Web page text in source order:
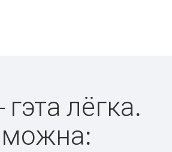
лёгка.
можна: